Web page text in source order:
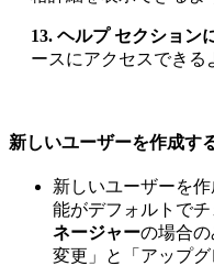
13. ヘルプ セクション
ースにアクセスできる
新しいユーザーを作成す
新しいユーザーを
能がデフォルトでチ
ネージャーの場合
変更」と「アップ